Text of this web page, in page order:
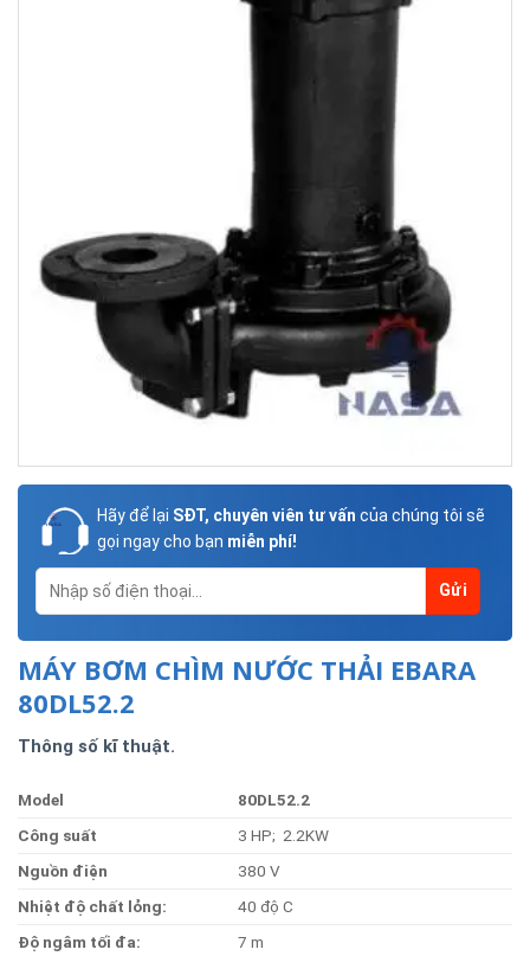
Hãy để lại SĐT, chuyên viên tư vấn của chúng tôi sẽ
gọi ngay cho bạn miễn phí!
MÁY BƠM CHÌM NƯỚC THẢI EBARA
80DL52.2
Thông số kĩ thuật.
Model
80DL52.2
Công suất
3 HP; 2.2KW
Nguồn điện
380 V
Nhiệt độ chất lỏng:
40 độ C
Độ ngâm tối đa:
7 m